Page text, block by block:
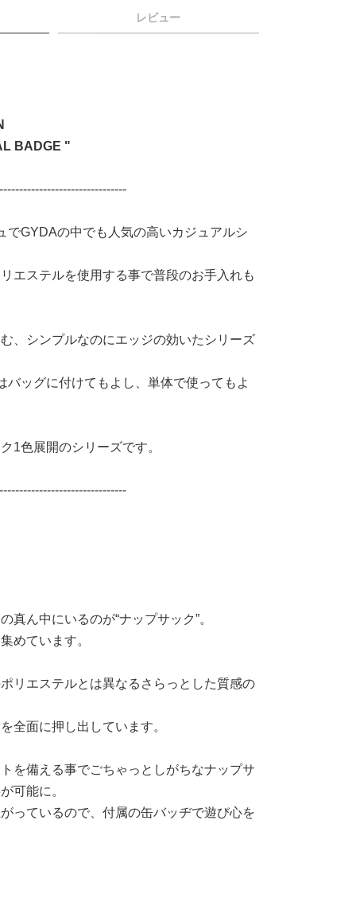
レビュー
"
でGYDAの中でも人気の高いカジュアルシ
エステルを使用する事で普段のお手入れも
、シンプルなのにエッジの効いたシリーズ
バッグに付けてもよし、単体で使ってもよ
1色展開のシリーズです。
真ん中にいるのが“ナップサック”。
めています。
リエステルとは異なるさらっとした質感の
全面に押し出しています。
を備える事でごちゃっとしがちなナップサ
可能に。
っているので、付属の缶バッヂで遊び心を